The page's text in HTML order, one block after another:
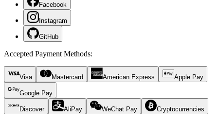
Facebook
Instagram
GitHub
Accepted Payment Methods:
Visa Mastercard American Express Apple Pay
Google Pay
Discover AliPay WeChat Pay Cryptocurrencies